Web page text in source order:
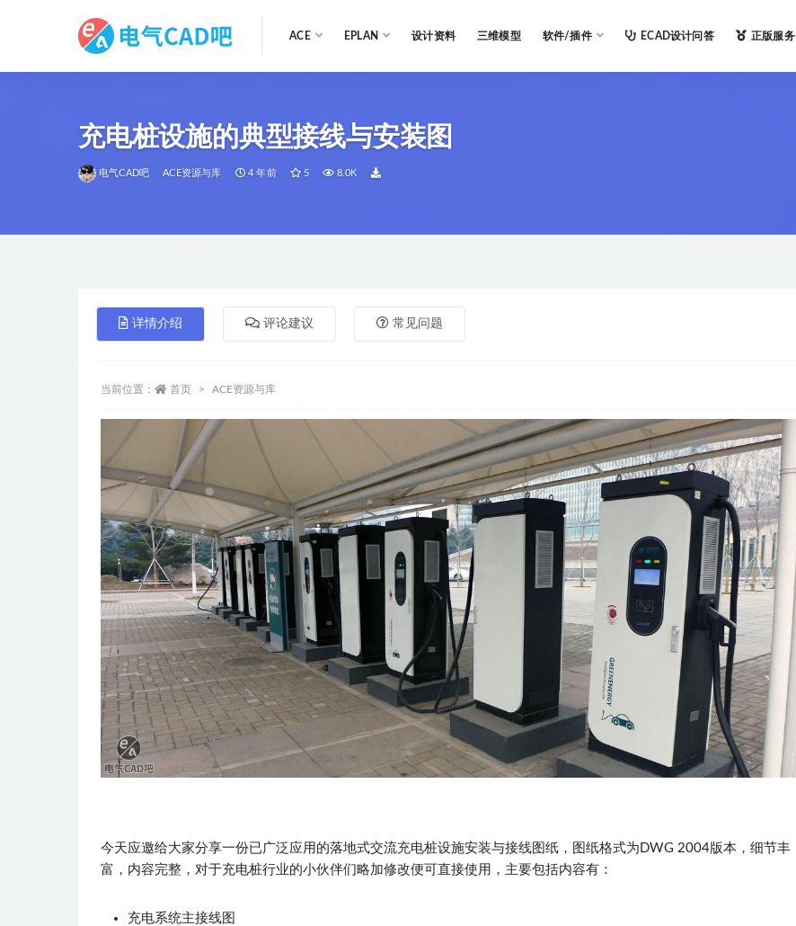
ACE EPLAN 设计资料 三维模型 软件/插件 ECAD设计问答 正版服务
充电桩设施的典型接线与安装图
电气CAD吧 ACE资源与库 4 年前 5 8.0K
详情介绍 评论建议 常见问题
当前位置： 首页 ACE资源与库
今天应邀给大家分享一份已广泛应用的落地式交流充电桩设施安装与接线图纸，图纸格式为DWG 2004版本，细节丰
富，内容完整，对于充电桩行业的小伙伴们略加修改便可直接使用，主要包括内容有：
充电系统主接线图